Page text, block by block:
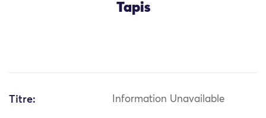
Tapis
Titre: Information Unavailable